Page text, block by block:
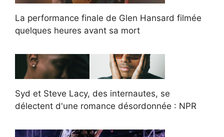
La performance finale de Glen Hansard filmée
quelques heures avant sa mort
Syd et Steve Lacy, des internautes, se
délectent d'une romance désordonnée : NPR